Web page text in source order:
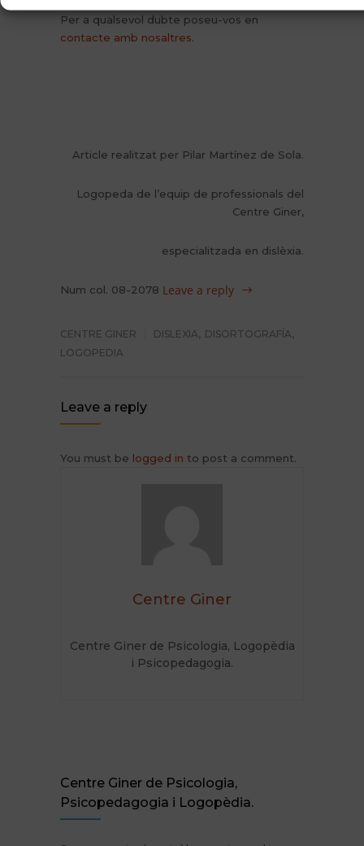
Per a qualsevol dubte poseu-vos en
contacte amb nosaltres.
Article realitzat per Pilar Martínez de Sola.
Logopeda de l’equip de professionals del
Centre Giner,
especialitzada en dislèxia.
Num col. 08-2078 Leave a reply
CENTRE GINER DISLEXIA DISORTOGRAFÍA
LOGOPEDIA
Leave a reply
You must be logged in to post a comment.
Centre Giner
Centre Giner de Psicologia, Logopèdia
i Psicopedagogia.
Centre Giner de Psicologia,
Psicopedagogia i Logopèdia.